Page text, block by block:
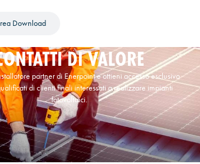
Download
DI VALORE
partner di Enerpoint e ottieni accesso esclusivo
di clienti finali interessati a realizzare impianti
fotovoltaici.